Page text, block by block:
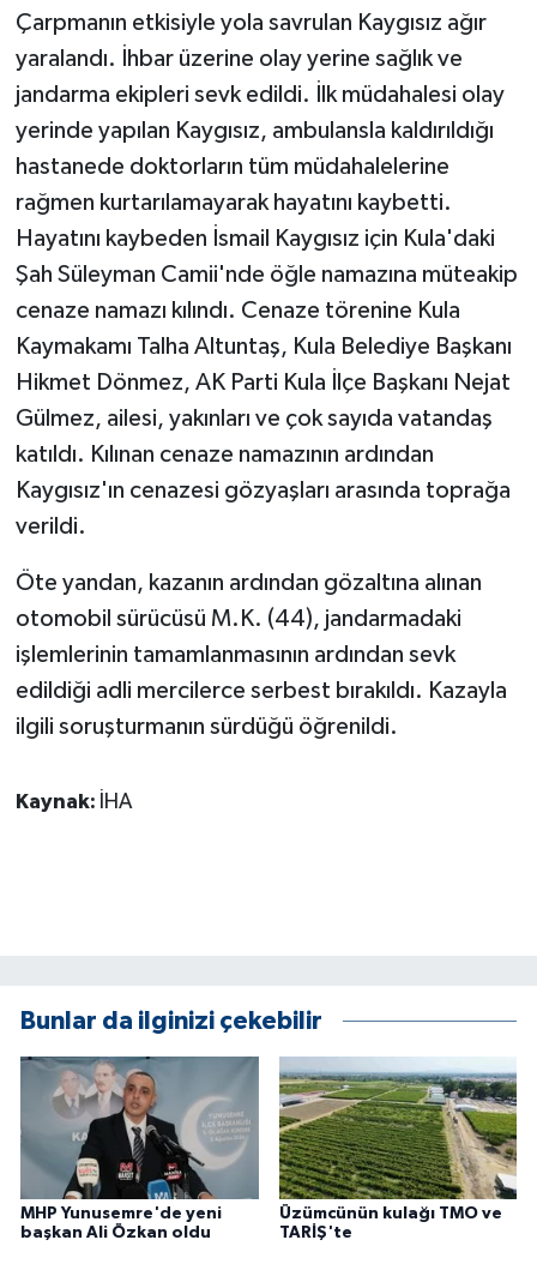
Çarpmanın etkisiyle yola savrulan Kaygısız ağır
yaralandı. İhbar üzerine olay yerine sağlık ve
jandarma ekipleri sevk edildi. İlk müdahalesi olay
yerinde yapılan Kaygısız, ambulansla kaldırıldığı
hastanede doktorların tüm müdahalelerine
rağmen kurtarılamayarak hayatını kaybetti.
Hayatını kaybeden İsmail Kaygısız için Kula'daki
Şah Süleyman Camii'nde öğle namazına müteakip
cenaze namazı kılındı. Cenaze törenine Kula
Kaymakamı Talha Altuntaş, Kula Belediye Başkanı
Hikmet Dönmez, AK Parti Kula İlçe Başkanı Nejat
Gülmez, ailesi, yakınları ve çok sayıda vatandaş
katıldı. Kılınan cenaze namazının ardından
Kaygısız'ın cenazesi gözyaşları arasında toprağa
verildi.
Öte yandan, kazanın ardından gözaltına alınan
otomobil sürücüsü M.K. (44), jandarmadaki
işlemlerinin tamamlanmasının ardından sevk
edildiği adli mercilerce serbest bırakıldı. Kazayla
ilgili soruşturmanın sürdüğü öğrenildi.
Kaynak: İHA
Bunlar da ilginizi çekebilir
MHP Yunusemre'de yeni
başkan Ali Özkan oldu
Üzümcünün kulağı TMO ve
TARİŞ'te
KÜLTÜR SANAT
MAGAZİN
Otomobil
Sağlık
SİYASET
TEKNOLOJİ
Turizm
ÜLKE GÜNDEMİ
YAŞAM
YEREL